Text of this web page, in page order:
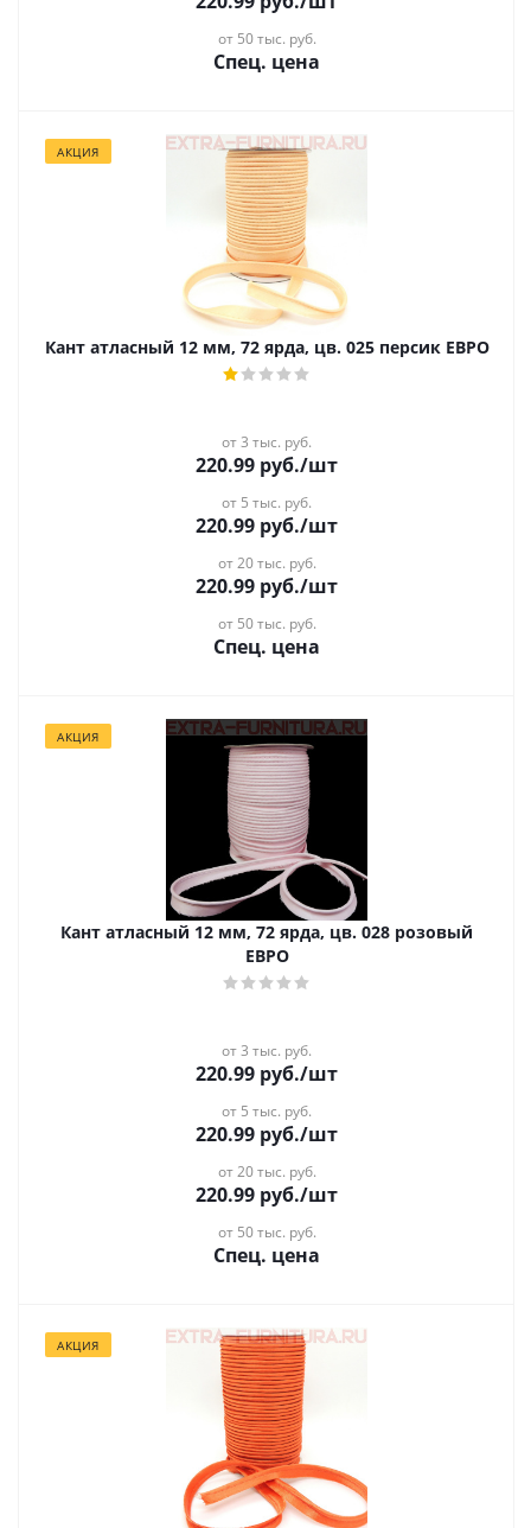
от 50 тыс. руб.
Спец. цена
АКЦИЯ
Кант атласный 12 мм, 72 ярда, цв. 025 персик ЕВРО
от 3 тыс. руб.
220.99 руб./шт
от 5 тыс. руб.
220.99 руб./шт
от 20 тыс. руб.
220.99 руб./шт
от 50 тыс. руб.
Спец. цена
АКЦИЯ
Кант атласный 12 мм, 72 ярда, цв. 028 розовый
ЕВРО
от 3 тыс. руб.
220.99 руб./шт
от 5 тыс. руб.
220.99 руб./шт
от 20 тыс. руб.
220.99 руб./шт
от 50 тыс. руб.
Спец. цена
АКЦИЯ